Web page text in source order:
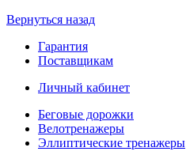
Вернуться назад
Гарантия
Поставщикам
Личный кабинет
Беговые дорожки
Велотренажеры
Эллиптические тренажеры